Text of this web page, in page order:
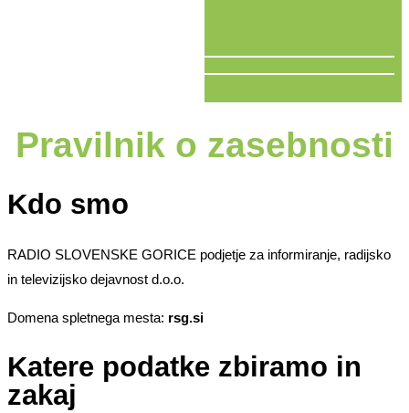
Pravilnik o zasebnosti
Kdo smo
RADIO SLOVENSKE GORICE podjetje za informiranje, radijsko
in televizijsko dejavnost d.o.o.
Domena spletnega mesta: rsg.si
Katere podatke zbiramo in
zakaj